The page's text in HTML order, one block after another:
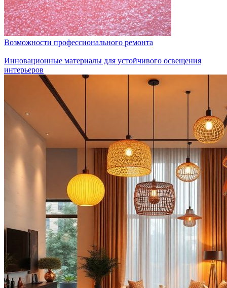
Возможности профессионального ремонта
Инновационные материалы для устойчивого освещения
интерьеров